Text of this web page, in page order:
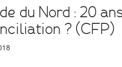
du Nord : 20
? (CFP)